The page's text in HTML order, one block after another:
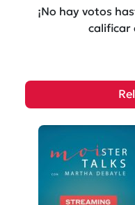
¡No hay votos
calificar